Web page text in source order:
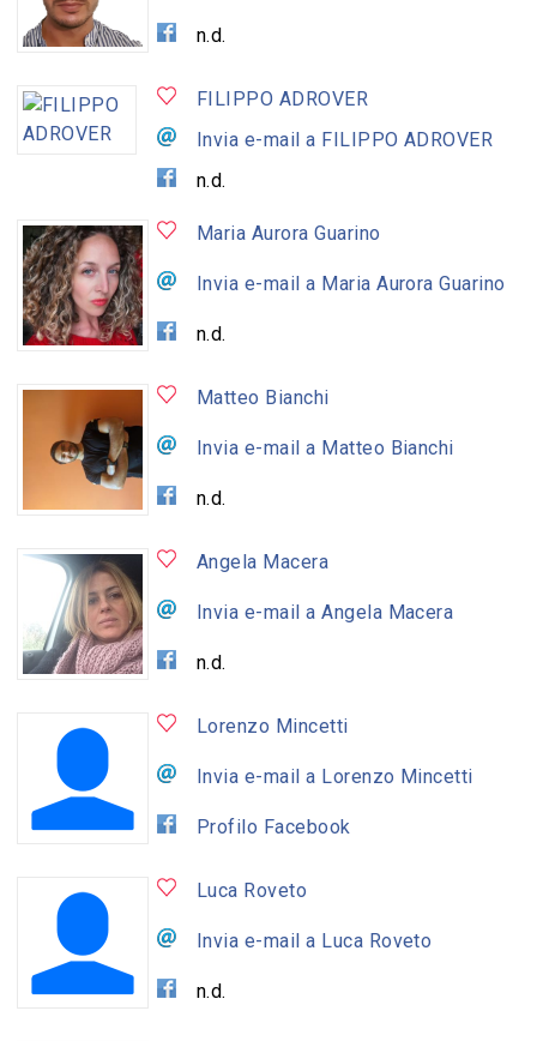
n.d.
FILIPPO ADROVER
Invia e-mail a FILIPPO ADROVER
n.d.
Maria Aurora Guarino
Invia e-mail a Maria Aurora Guarino
n.d.
Matteo Bianchi
Invia e-mail a Matteo Bianchi
n.d.
Angela Macera
Invia e-mail a Angela Macera
n.d.
Lorenzo Mincetti
Invia e-mail a Lorenzo Mincetti
Profilo Facebook
Luca Roveto
Invia e-mail a Luca Roveto
n.d.